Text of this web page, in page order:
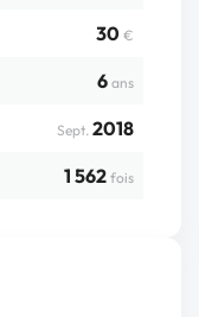
30 €
6 ans
Sept. 2018
1 562 fois